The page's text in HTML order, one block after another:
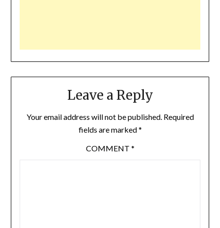
Leave a Reply
Your email address will not be published. Required
fields are marked*
COMMENT *